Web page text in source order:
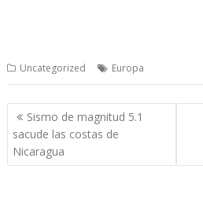
Uncategorized Europa
Navegación
de
entradas
Sismo de magnitud 5.1
sacude las costas de
Nicaragua